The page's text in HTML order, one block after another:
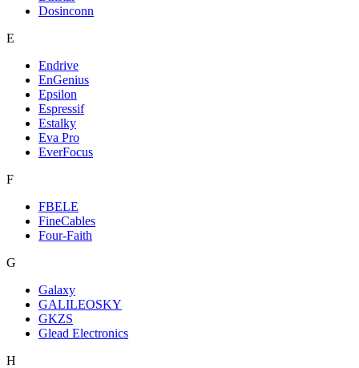
Dosinconn
E
Endrive
EnGenius
Epsilon
Espressif
Estalky
Eva Pro
EverFocus
F
FBELE
FineCables
Four-Faith
G
Galaxy
GALILEOSKY
GKZS
Glead Electronics
H